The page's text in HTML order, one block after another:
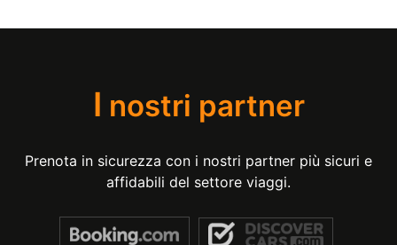
I nostri partner
Prenota in sicurezza con i nostri partner più sicuri e
affidabili del settore viaggi.